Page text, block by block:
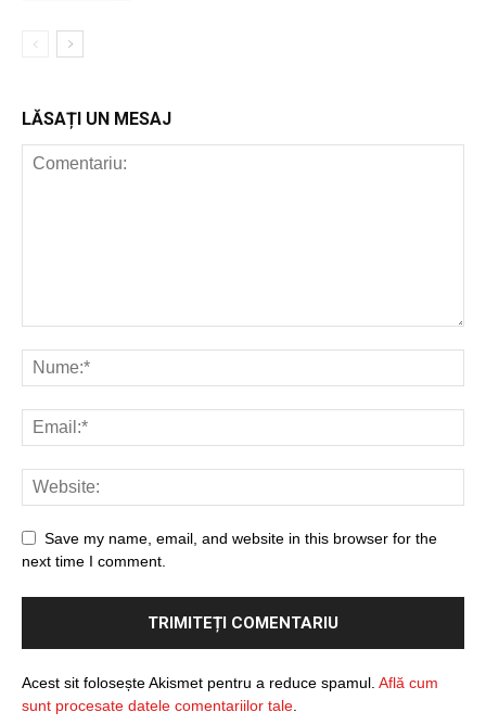
LĂSAȚI UN MESAJ
Save my name, email, and website in this browser for the
next time I comment.
Acest sit folosește Akismet pentru a reduce spamul. Află cum
sunt procesate datele comentariilor tale